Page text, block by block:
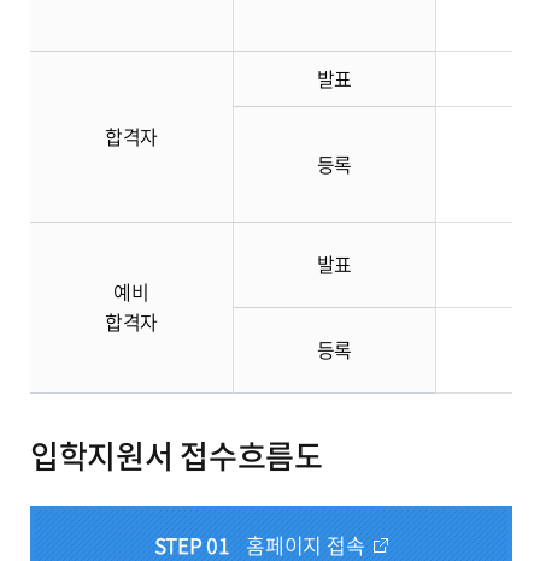
합격자
발표
등록
예비
합격자
발표
등록
입학지원서 접수흐름도
STEP 01 홈페이지 접속